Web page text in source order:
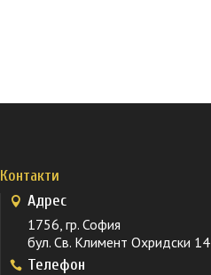
Контакти
Адрес
1756, гр. София
бул. Св. Климент Охридски 14
Телефон